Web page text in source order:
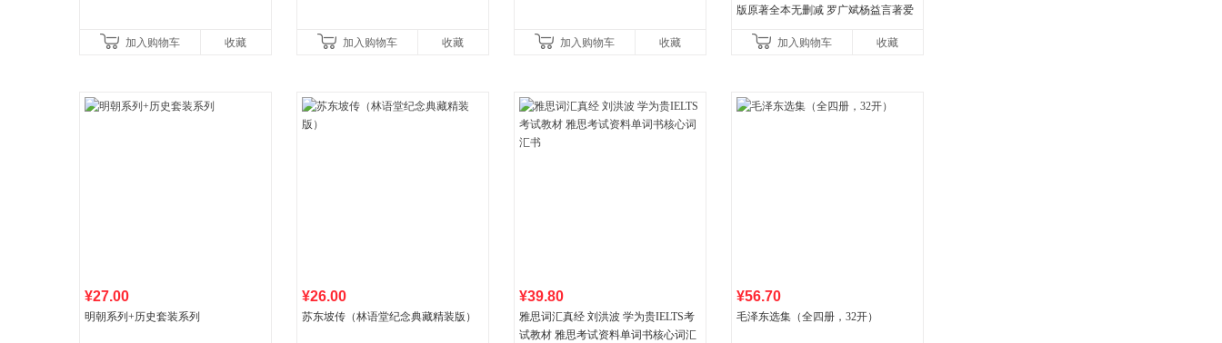
加入购物车 收藏 加入购物车 收藏 加入购物车 收藏
版原著全本无删减 罗广斌杨益言著爱
国青年出版社加入购物车 收藏
¥27.00
明朝系列+历史套装系列
¥26.00
苏东坡传（林语堂纪念典藏精装版）
¥39.80
雅思词汇真经 刘洪波 学为贵IELTS考
试教材 雅思考试资料单词书核心词汇
¥56.70
毛泽东选集（全四册，32开）